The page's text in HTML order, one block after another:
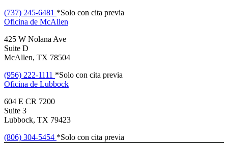
(737) 245-6481 *Solo con cita previa
Oficina de McAllen
425 W Nolana Ave
Suite D
McAllen, TX 78504
(956) 222-1111 *Solo con cita previa
Oficina de Lubbock
604 E CR 7200
Suite 3
Lubbock, TX 79423
(806) 304-5454 *Solo con cita previa